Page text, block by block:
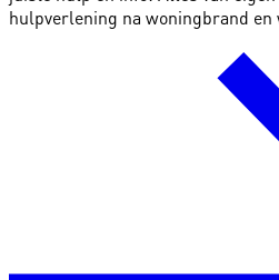
hulpverlening na woningbrand en